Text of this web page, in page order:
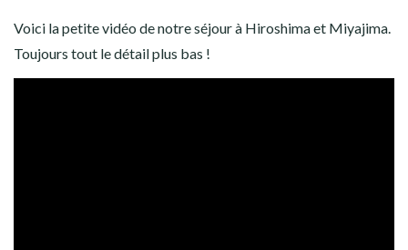
Voici la petite vidéo de notre séjour à Hiroshima et Miyajima.
Toujours tout le détail plus bas !